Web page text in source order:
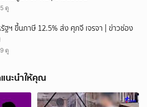
ดู
ฐฯ ขึ้นภาษี 12.5% ส่ง ศุภจี เจรจา | ข่าวช่อง
ดู
นะนำให้คุณ